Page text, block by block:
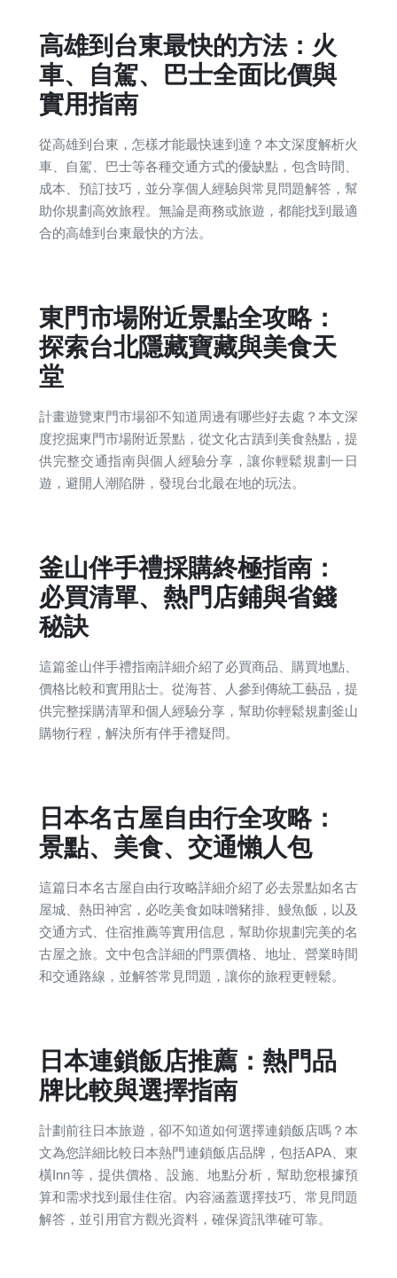
高雄到台東最快的方法：火
車、自駕、巴士全面比價與
實用指南
從高雄到台東，怎樣才能最快速到達？本文深度解析火
車、自駕、巴士等各種交通方式的優缺點，包含時間、
成本、預訂技巧，並分享個人經驗與常見問題解答，幫
助你規劃高效旅程。無論是商務或旅遊，都能找到最適
合的高雄到台東最快的方法。
東門市場附近景點全攻略：
探索台北隱藏寶藏與美食天
堂
計畫遊覽東門市場卻不知道周邊有哪些好去處？本文深
度挖掘東門市場附近景點，從文化古蹟到美食熱點，提
供完整交通指南與個人經驗分享，讓你輕鬆規劃一日
遊，避開人潮陷阱，發現台北最在地的玩法。
釜山伴手禮採購終極指南：
必買清單、熱門店鋪與省錢
秘訣
這篇釜山伴手禮指南詳細介紹了必買商品、購買地點、
價格比較和實用貼士。從海苔、人參到傳統工藝品，提
供完整採購清單和個人經驗分享，幫助你輕鬆規劃釜山
購物行程，解決所有伴手禮疑問。
日本名古屋自由行全攻略：
景點、美食、交通懶人包
這篇日本名古屋自由行攻略詳細介紹了必去景點如名古
屋城、熱田神宮，必吃美食如味噌豬排、鰻魚飯，以及
交通方式、住宿推薦等實用信息，幫助你規劃完美的名
古屋之旅。文中包含詳細的門票價格、地址、營業時間
和交通路線，並解答常見問題，讓你的旅程更輕鬆。
日本連鎖飯店推薦：熱門品
牌比較與選擇指南
計劃前往日本旅遊，卻不知道如何選擇連鎖飯店嗎？本
文為您詳細比較日本熱門連鎖飯店品牌，包括APA、東
橫Inn等，提供價格、設施、地點分析，幫助您根據預
算和需求找到最佳住宿。內容涵蓋選擇技巧、常見問題
解答，並引用官方觀光資料，確保資訊準確可靠。